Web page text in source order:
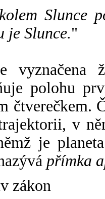
Slunce
je Slunce."
vyznačena
polohu
čtverečkem.
v
je
přímka
zákon